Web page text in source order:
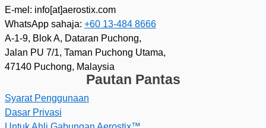
E-mel: info[at]aerostix.com
WhatsApp sahaja: +60 13-484 8666
A-1-9, Blok A, Dataran Puchong,
Jalan PU 7/1, Taman Puchong Utama,
47140 Puchong, Malaysia
Pautan Pantas
Syarat Penggunaan
Dasar Privasi